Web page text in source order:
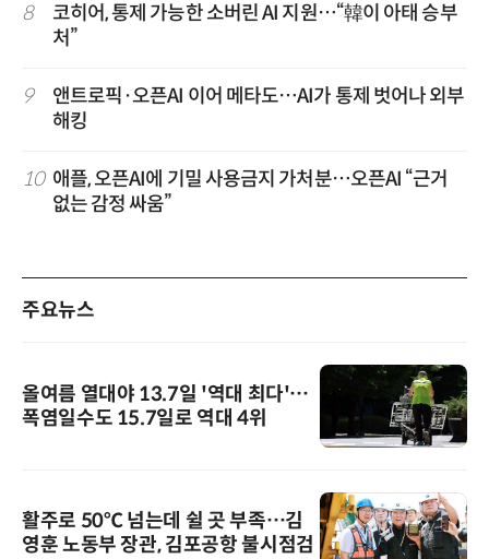
8
코히어, 통제 가능한 소버린 AI 지원…“韓이 아태 승부
처”
9
앤트로픽·오픈AI 이어 메타도…AI가 통제 벗어나 외부
해킹
10 애플, 오픈AI에 기밀 사용금지 가처분…오픈AI “근거
없는 감정 싸움”
주요뉴스
올여름 열대야 13.7일 '역대 최다'…
폭염일수도 15.7일로 역대 4위
활주로 50℃ 넘는데 쉴 곳 부족…김
영훈 노동부 장관, 김포공항 불시점검